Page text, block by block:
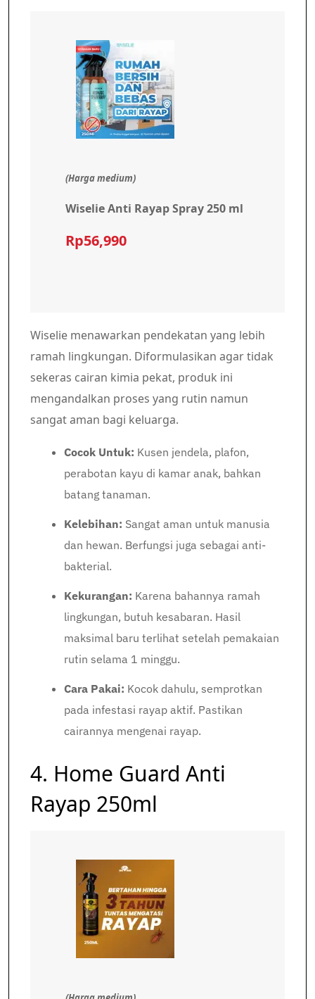
(Harga medium)
Wiselie Anti Rayap Spray 250 ml
Rp56,990
Wiselie menawarkan pendekatan yang lebih
ramah lingkungan. Diformulasikan agar tidak
sekeras cairan kimia pekat, produk ini
mengandalkan proses yang rutin namun
sangat aman bagi keluarga.
Cocok Untuk: Kusen jendela, plafon,
perabotan kayu di kamar anak, bahkan
batang tanaman.
Kelebihan: Sangat aman untuk manusia
dan hewan. Berfungsi juga sebagai anti-
bakterial.
Kekurangan: Karena bahannya ramah
lingkungan, butuh kesabaran. Hasil
maksimal baru terlihat setelah pemakaian
rutin selama 1 minggu.
Cara Pakai: Kocok dahulu, semprotkan
pada infestasi rayap aktif. Pastikan
cairannya mengenai rayap.
4. Home Guard Anti
Rayap 250ml